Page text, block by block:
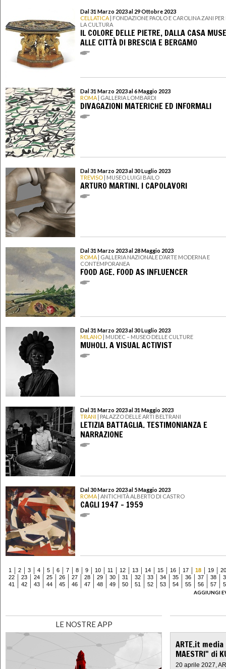
Dal 31 Marzo 2023 al 29 Ottobre 2023
CELLATICA | FONDAZIONE PAOLO E CAROLINA ZANI PER
LA CULTURA
IL COLORE DELLE PIETRE, DALLA CASA
ALLE CITTÀ DI BRESCIA E BERGAMO
Dal 31 Marzo 2023 al 6 Maggio 2023
ROMA | GALLERIA LOMBARDI
DIVAGAZIONI MATERICHE ED INFORMALI
Dal 31 Marzo 2023 al 30 Luglio 2023
TREVISO | MUSEO LUIGI BAILO
ARTURO MARTINI. I CAPOLAVORI
Dal 31 Marzo 2023 al 28 Maggio 2023
ROMA | GALLERIA NAZIONALE D’ARTE MODERNA E
CONTEMPORANEA
FOOD AGE. FOOD AS INFLUENCER
Dal 31 Marzo 2023 al 30 Luglio 2023
MILANO | MUDEC – MUSEO DELLE CULTURE
MUHOLI. A VISUAL ACTIVIST
Dal 31 Marzo 2023 al 31 Maggio 2023
TRANI | PALAZZO DELLE ARTI BELTRANI
LETIZIA BATTAGLIA. TESTIMONIANZA E
NARRAZIONE
Dal 30 Marzo 2023 al 5 Maggio 2023
ROMA | ANTICHITÀ ALBERTO DI CASTRO
CAGLI 1947 – 1959
1 2 3 4 5 6 7 8 9 10 11 12 13 14 15 16 17 18 19
20
22
23 24 25 26 27 28 29 30 31 32 33 34 35 36 37 38
41
42 43 44 45 46 47 48 49 50 51 52 53 54 55 56 57
AGGIUNGI
LE NOSTRE APP
ARTE.it
MAESTRI" di
20 aprile 2027,